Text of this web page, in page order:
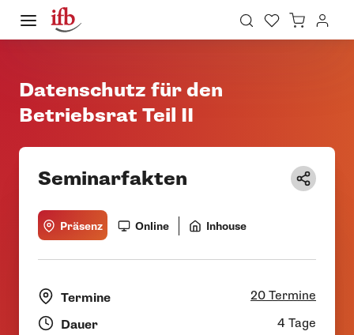
Datenschutz für den
Betriebsrat Teil II
Seminarfakten
Präsenz Online Inhouse
Termine
20 Termine
Dauer
4 Tage